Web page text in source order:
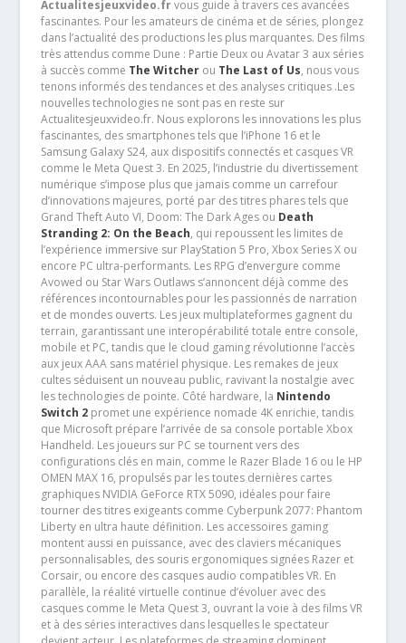
Actualitesjeuxvideo.frvous guide à travers ces avancées
fascinantes. Pour les amateurs de cinéma et de séries, plongez
dans l’actualité des productions les plus marquantes. Des films
très attendus comme Dune : Partie Deux ou Avatar 3 aux séries
à succès comme The Witcherou The Last of Us, nous vous
tenons informés des tendances et des analyses critiques .Les
nouvelles technologies ne sont pas en reste sur
Actualitesjeuxvideo.fr. Nous explorons les innovations les plus
fascinantes, des smartphones tels que l’iPhone 16 et le
Samsung Galaxy S24, aux dispositifs connectés et casques VR
comme le Meta Quest 3. En 2025, l’industrie du divertissement
numérique s’impose plus que jamais comme un carrefour
d’innovations majeures, porté par des titres phares tels que
Grand Theft Auto VI, Doom: The Dark Ages ou Death
Stranding 2: On the Beach, qui repoussent les limites de
l’expérience immersive sur PlayStation 5 Pro, Xbox Series X ou
encore PC ultra-performants. Les RPG d’envergure comme
Avowed ou Star Wars Outlaws s’annoncent déjà comme des
références incontournables pour les passionnés de narration
et de mondes ouverts. Les jeux multiplateformes gagnent du
terrain, garantissant une interopérabilité totale entre console,
mobile et PC, tandis que le cloud gaming révolutionne l’accès
aux jeux AAA sans matériel physique. Les remakes de jeux
cultes séduisent un nouveau public, ravivant la nostalgie avec
les technologies de pointe. Côté hardware, la Nintendo
Switch 2promet une expérience nomade 4K enrichie, tandis
que Microsoft prépare l’arrivée de sa console portable Xbox
Handheld. Les joueurs sur PC se tournent vers des
configurations clés en main, comme le Razer Blade 16 ou le HP
OMEN MAX 16, propulsés par les toutes dernières cartes
graphiques NVIDIA GeForce RTX 5090, idéales pour faire
tourner des titres exigeants comme Cyberpunk 2077: Phantom
Liberty en ultra haute définition. Les accessoires gaming
montent aussi en puissance, avec des claviers mécaniques
personnalisables, des souris ergonomiques signées Razer et
Corsair, ou encore des casques audio compatibles VR. En
parallèle, la réalité virtuelle continue d’évoluer avec des
casques comme le Meta Quest 3, ouvrant la voie à des films VR
et à des séries interactives dans lesquelles le spectateur